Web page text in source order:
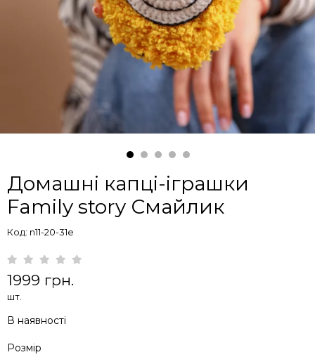
Домашні капці-іграшки
Family story Смайлик
Код: n11-20-31e
1999 грн.
шт.
В наявності
Розмір